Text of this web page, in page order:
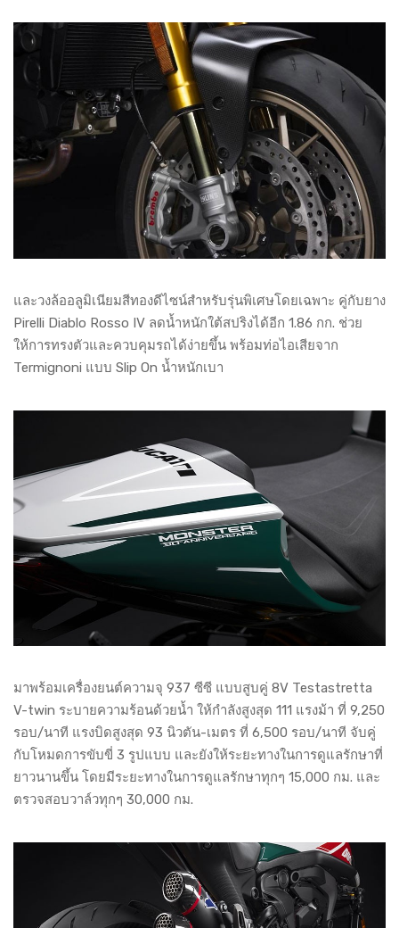
และวงล้ออลูมิเนียมสีทองดีไซน์สำหรับรุ่นพิเศษโดยเฉพาะ คู่กับยาง
Pirelli Diablo Rosso IV ลดน้ำหนักใต้สปริงได้อีก 1.86 กก. ช่วย
ให้การทรงตัวและควบคุมรถได้ง่ายขึ้น พร้อมท่อไอเสียจาก
Termignoni แบบ Slip On น้ำหนักเบา
มาพร้อมเครื่องยนต์ความจุ 937 ซีซี แบบสูบคู่ 8V Testastretta
V-twin ระบายความร้อนด้วยน้ำ ให้กำลังสูงสุด 111 แรงม้า ที่ 9,250
รอบ/นาที แรงบิดสูงสุด 93 นิวตัน-เมตร ที่ 6,500 รอบ/นาที จับคู่
กับโหมดการขับขี่ 3 รูปแบบ และยังให้ระยะทางในการดูแลรักษาที่
ยาวนานขึ้น โดยมีระยะทางในการดูแลรักษาทุกๆ 15,000 กม. และ
ตรวจสอบวาล์วทุกๆ 30,000 กม.